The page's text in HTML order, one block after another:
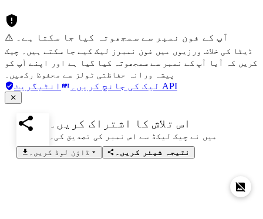
⚠️ آپ کے فون نمبر سے سمجھوتہ کیا جا سکتا ہے۔
ڈیٹا کی خلاف ورزیوں میں فون نمبرز لیک کیے جا سکتے ہیں۔ چیک
کریں کہ آیا آپ کے نمبر سے سمجھوتہ کیا گیا ہے اور اپنے آپ کو
پیشہ ورانہ حفاظتی ٹولز سے محفوظ رکھیں۔
لیک کی جانچ کریں۔ انٹیگریٹ API
اس تلاش کا اشتراک کریں۔
میں نے چیک لیکڈ سے اس نمبر کی تصدیق کی۔
ڈاؤن لوڈ کریں۔
نتیجہ شیئر کریں۔